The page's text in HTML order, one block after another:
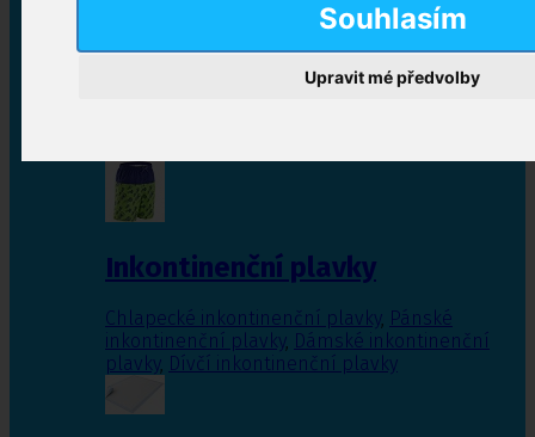
Souhlasím
Upravit mé předvolby
Inkontinenční vložky
Inkontinenční plavky
Chlapecké inkontinenční plavky, Pánské
inkontinenční plavky, Dámské inkontinenční
plavky, Dívčí inkontinenční plavky